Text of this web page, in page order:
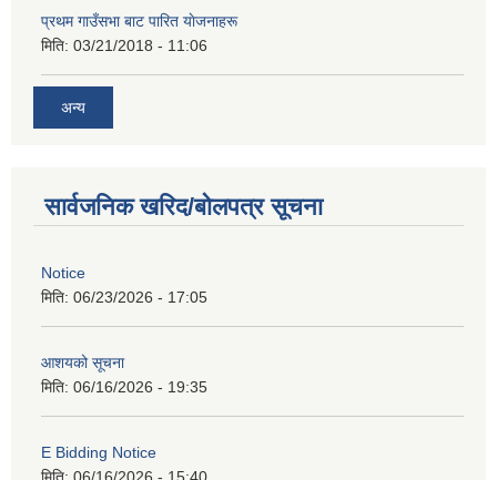
प्रथम गाउँसभा बाट पारित याेजनाहरू
मिति: 03/21/2018 - 11:06
अन्य
सार्वजनिक खरिद/बोलपत्र सूचना
Notice
मिति: 06/23/2026 - 17:05
आशयको सूचना
मिति: 06/16/2026 - 19:35
E Bidding Notice